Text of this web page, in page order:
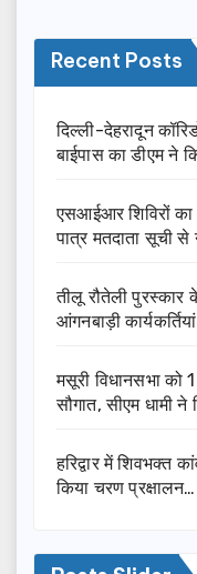
Recent Posts
दिल्ली-देहरादून
बाईपास का डीएम ने
एसआईआर शिविरों का
पात्र मतदाता सूची
तीलू रौतेली
आंगनबाड़ी
मसूरी विधानसभा
सौगात, सीएम धामी ने
हरिद्वार में शिवभक्त
किया चरण प्रक्षालन…